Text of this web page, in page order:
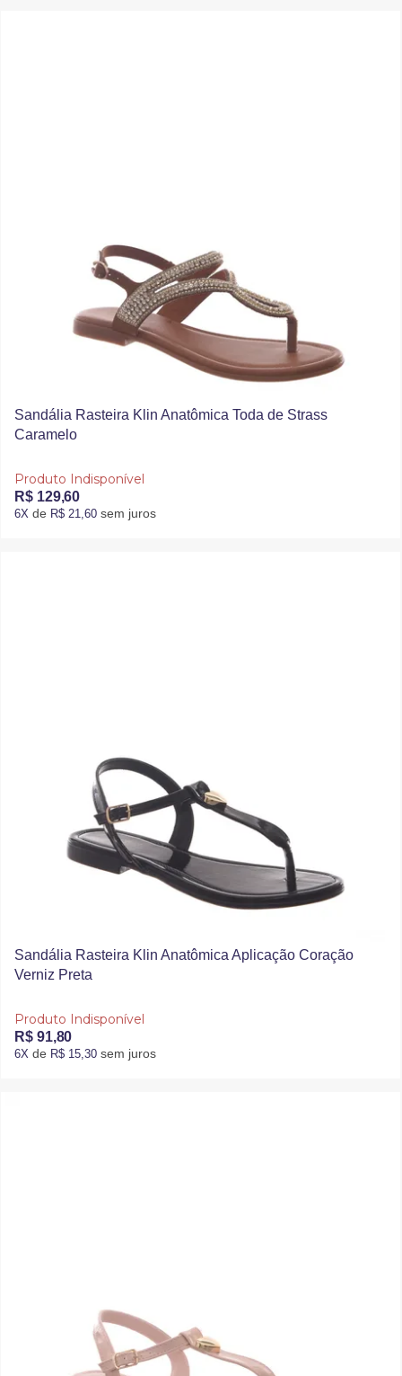
Sandália Rasteira Klin Anatômica Toda de Strass
Caramelo
Produto Indisponível
R$ 129,60
6X de R$ 21,60 sem juros
Sandália Rasteira Klin Anatômica Aplicação Coração
Verniz Preta
Produto Indisponível
R$ 91,80
6X de R$ 15,30 sem juros